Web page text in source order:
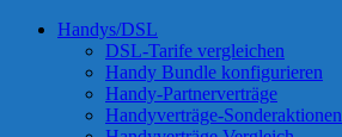
Handys/DSL
DSL-Tarife vergleichen
Handy Bundle konfigurieren
Handy-Partnerverträge
Handyverträge-Sonderaktionen